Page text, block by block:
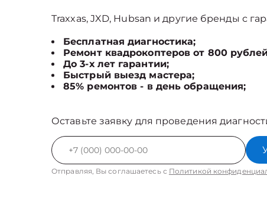
Traxxas, JXD, Hubsan и другие бренды с
Бесплатная диагностика;
Ремонт квадрокоптеров от 800
До 3-х лет гарантии;
Быстрый выезд мастера;
85% ремонтов - в день обращения;
Оставьте заявку для проведения
Отправляя, Вы соглашаетесь с Политикой